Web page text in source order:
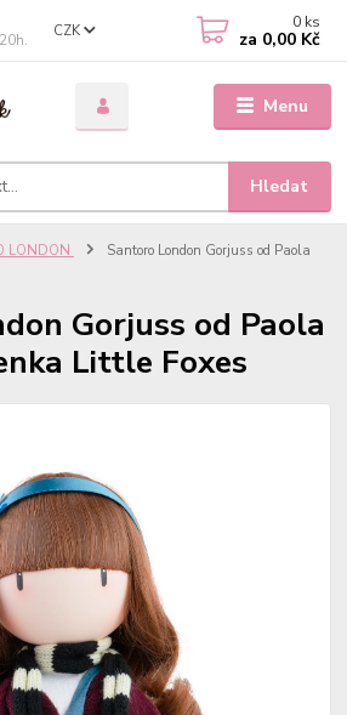
Menu
CZK
Hledat
0 ks
za 0,00 Kč
LONDON
Santoro London Gorjuss od Paola
Gorjuss od Paola
Little Foxes